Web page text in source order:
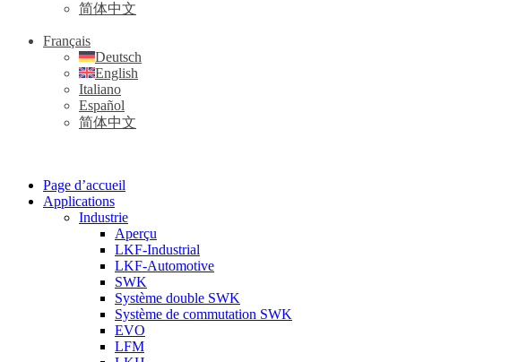
简体中文
Français
Deutsch
English
Italiano
Español
简体中文
Page d’accueil
Applications
Industrie
Aperçu
LKF-Industrial
LKF-Automotive
SWK
Système double SWK
Système de commutation SWK
EVO
LFM